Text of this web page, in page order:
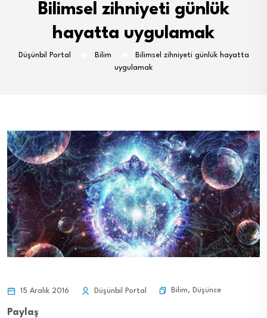
Bilimsel zihniyeti günlük
hayatta uygulamak
Düşünbil Portal Bilim
Bilimsel zihniyeti günlük hayatta
uygulamak
15 Aralık 2016 Düşünbil Portal Bilim, Düşünce
Paylaş